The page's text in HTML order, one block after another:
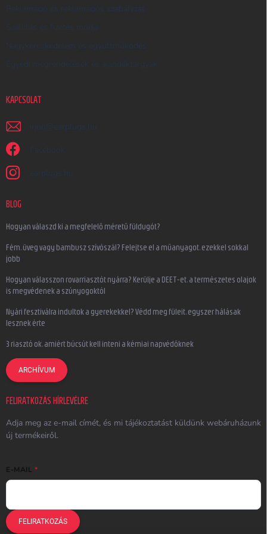
Reklamáció és reklamációs szabályzat
Szállítás és fizetés módja
Nagykereskedelem és együttműködés
Egyedi megrendelések és ajándéktárgyak
KAPCSOLAT
irjon @ earplugs.hu
Facebook
earplugs.hu
BLOG
Hogyan válaszd ki a megfelelő méretű füldugót?
Fém, üveg vagy bambusz szívószál? Felejtse el a műanyagot, ezekkel sokkal
jobb
Hogyan válasszon rovarriasztót nyárra? Kerülje a DEET-et, a természetes olajok
is megvédenek a szúnyogoktól
Nyári fesztiválra indultok a gyerekekkel? Védd meg füleit, egyszer hálásak
lesznek érte
3 riasztó ok, amiért búcsút kell inteni a kémiai napvédőknek
ARCHÍVUM
FELIRATKOZÁS HÍRLEVÉLRE
Adja meg az e-mail címét, és mi tájékoztatást küldünk webáruházunk
új termékeiről.
E-MAIL
FELIRATKOZÁS